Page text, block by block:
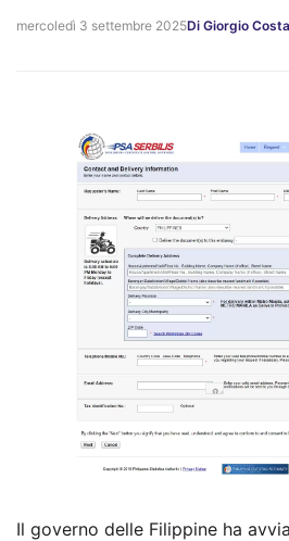
mercoledì 3 settembre 2025Di Giorgio Costa
Il governo delle Filippine ha